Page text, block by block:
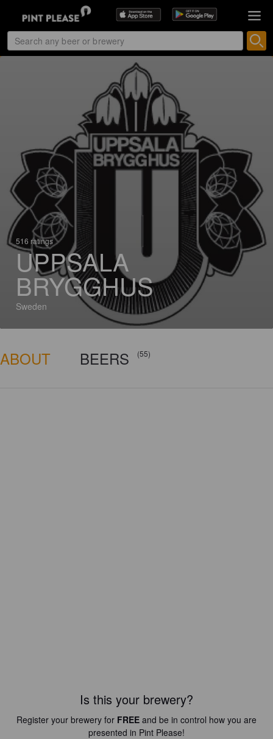
516 ratings
UPPSALA
BRYGGHUS
Sweden
ABOUT BEERS (55)
Is this your brewery?
Register your brewery for FREE and be in control how you are
presented in Pint Please!